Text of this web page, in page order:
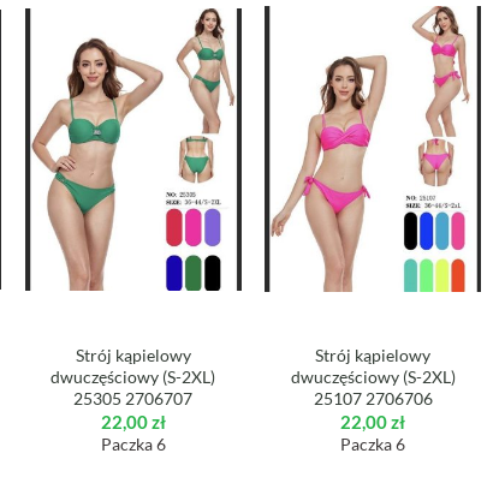
Strój kąpielowy
dwuczęściowy (S-2XL)
25305 2706707
22,00zł
Paczka 6
Strój kąpielowy
dwuczęściowy (S-2XL)
25107 2706706
22,00zł
Paczka 6